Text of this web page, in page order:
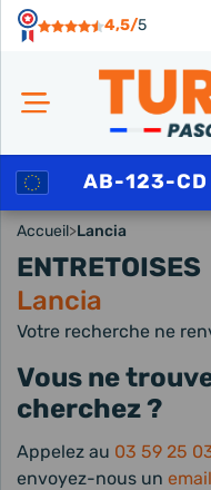
4,5/5
Rechercher
Accueil>Lancia
ENTRETOISES
Lancia
Votre recherche ne
Vous ne
cherchez ?
Appelez au 03 59 25
envoyez-nous un email
Panneau de gestion des